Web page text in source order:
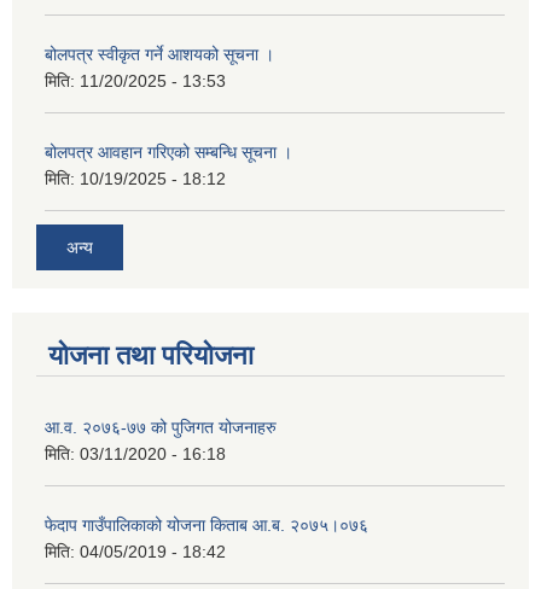
बोलपत्र स्वीकृत गर्ने आशयको सूचना ।
मिति: 11/20/2025 - 13:53
बोलपत्र आवहान गरिएको सम्बन्धि सूचना ।
मिति: 10/19/2025 - 18:12
अन्य
योजना तथा परियोजना
आ.व. २०७६-७७ को पुजिगत योजनाहरु
मिति: 03/11/2020 - 16:18
फेदाप गाउँपालिकाको योजना किताब आ.ब. २०७५।०७६
मिति: 04/05/2019 - 18:42